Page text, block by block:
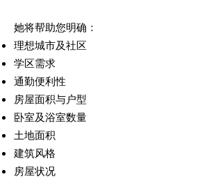
她将帮助您明确：
理想城市及社区
学区需求
通勤便利性
房屋面积与户型
卧室及浴室数量
土地面积
建筑风格
房屋状况